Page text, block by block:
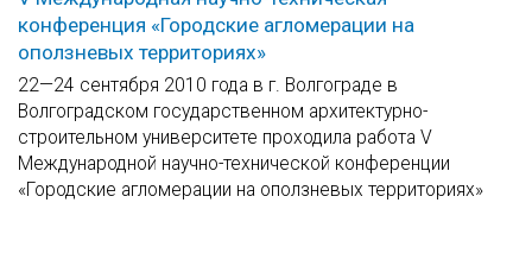
конференция «Городские агломерации на
оползневых территориях»
22—24 сентября 2010 года в г. Волгограде в
Волгоградском государственном архитектурно-
строительном университете проходила работа V
Международной научно-технической конференции
«Городские агломерации на оползневых территориях»